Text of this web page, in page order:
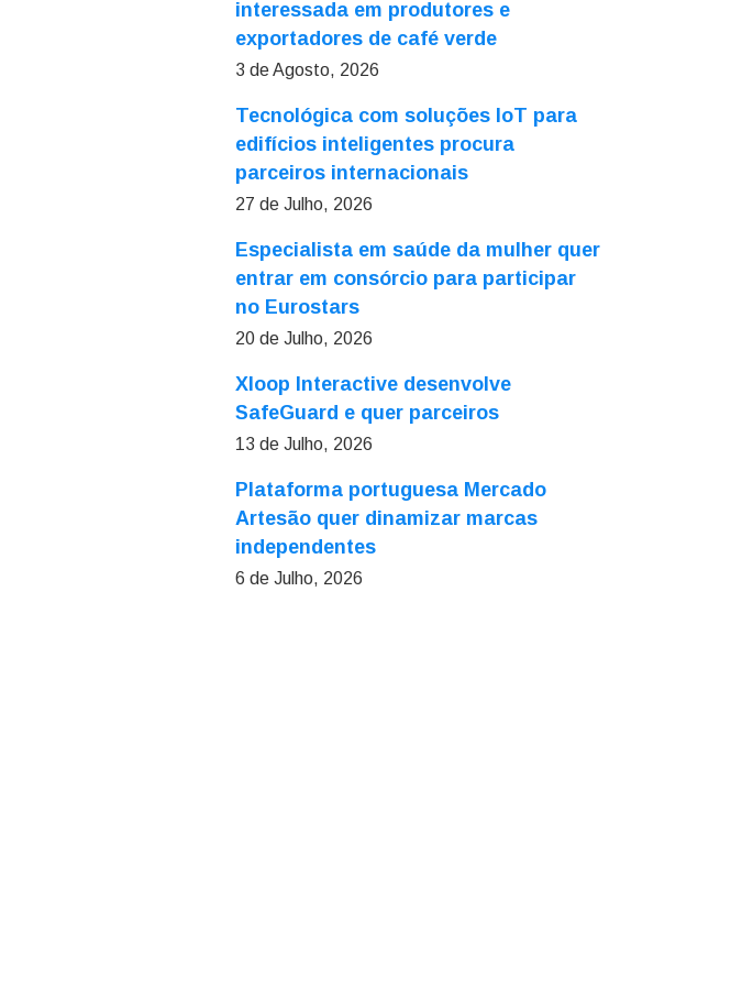
interessada em produtores e
exportadores de café verde
3 de Agosto, 2026
Tecnológica com soluções IoT para
edifícios inteligentes procura
parceiros internacionais
27 de Julho, 2026
Especialista em saúde da mulher quer
entrar em consórcio para participar
no Eurostars
20 de Julho, 2026
Xloop Interactive desenvolve
SafeGuard e quer parceiros
13 de Julho, 2026
Plataforma portuguesa Mercado
Artesão quer dinamizar marcas
independentes
6 de Julho, 2026